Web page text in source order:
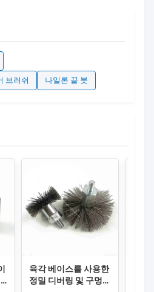
브러쉬 나일론 끝 붓
육각 베이스를 사용한
정밀 디버링 및 구멍